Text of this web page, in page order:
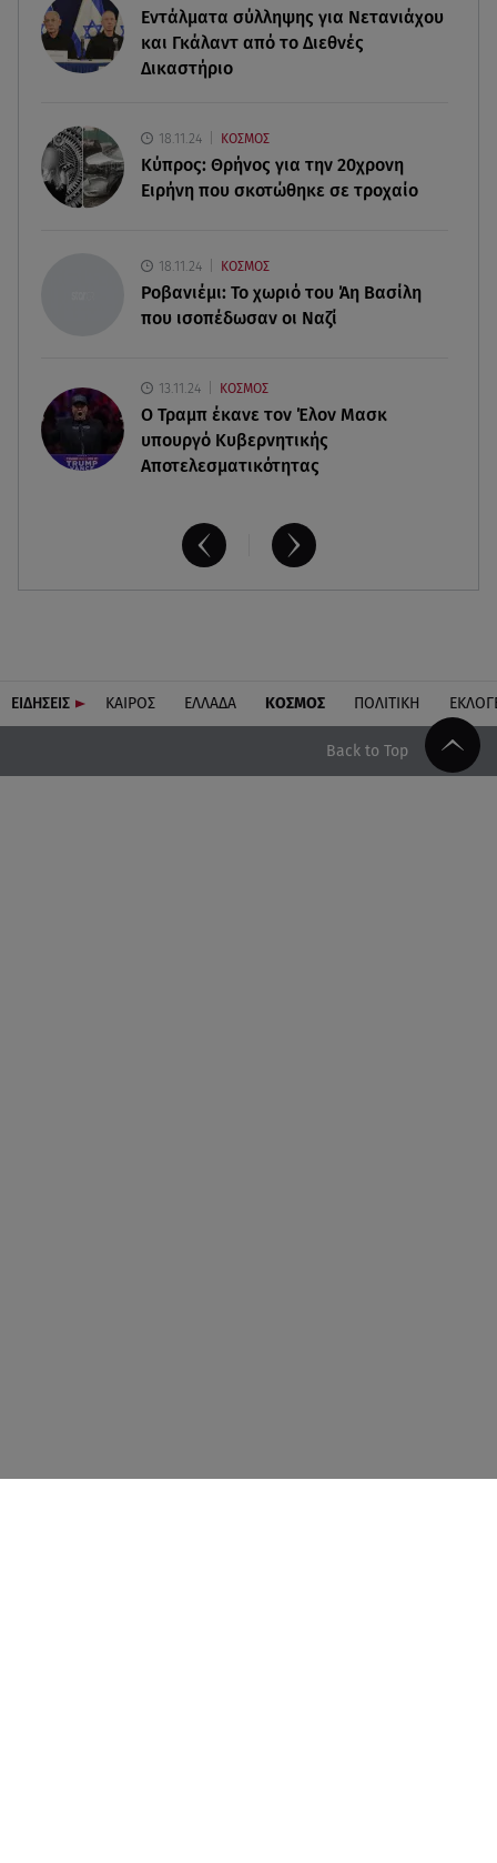
05.08.26 , 23:00
Σίσσυ Χρηστίδου: Πιο όμορφη και λαμπερή κι
από το ηλιοβασίλεμα στα Χανιά!
Μακελειό σε σπίτι στη Βόρεια Καρολίνα: Νεκρά
τρία μέλη οικογένειας
την καλύτερη παρέα!
Εντάλματα σύλληψης για Νετανιάχου
και Γκάλαντ από το Διεθνές
Δικαστήριο
18.11.24 ΚΟΣΜΟΣ
Κύπρος: Θρήνος για την 20χρονη
Ειρήνη που σκοτώθηκε σε τροχαίο
18.11.24 ΚΟΣΜΟΣ
Ροβανιέμι: Το χωριό του Άη Βασίλη
που ισοπέδωσαν οι Ναζί
13.11.24 ΚΟΣΜΟΣ
O Τραμπ έκανε τον Έλον Μασκ
υπουργό Κυβερνητικής
Αποτελεσματικότητας
ΕΙΔΗΣΕΙΣ ΚΑΙΡΟΣ ΕΛΛΑΔΑ ΚΟΣΜΟΣ ΠΟΛΙΤΙΚΗ
Back to Top